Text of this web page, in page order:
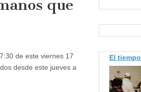
que
de este viernes 17
desde este jueves a
El tiempo